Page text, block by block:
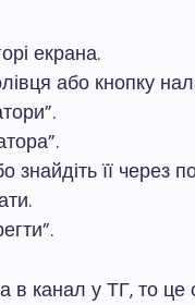
екрана.
або кнопку
знайдіть її через
в канал у ТГ, то це